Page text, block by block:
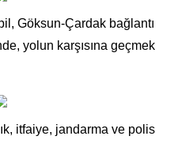
Göksun-Çardak bağlantı
yolun karşısına geçmek
itfaiye, jandarma ve polis